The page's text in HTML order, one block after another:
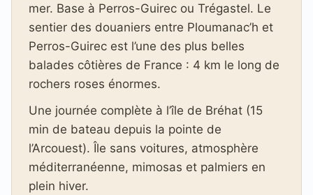
mer. Base à Perros-Guirec ou Trégastel. Le
sentier des douaniers entre Ploumanac’h et
Perros-Guirec est l’une des plus belles
balades côtières de France : 4 km le long de
rochers roses énormes.
Une journée complète à l’île de Bréhat (15
min de bateau depuis la pointe de
l’Arcouest). Île sans voitures, atmosphère
méditerranéenne, mimosas et palmiers en
plein hiver.